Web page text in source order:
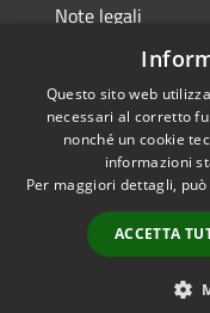
Note legali
Dichiarazione di
RSS
Accessibilità
Questo sito web
necessari al corretto
nonché un cookie
informazioni
Per maggiori dettagli,
ACCETTA